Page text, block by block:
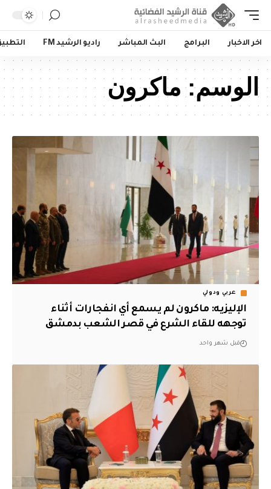
اخر الاخبار البرامج البث المباشر راديو الرشيد FM
الوسم:ماكرون
عربي ودولي
الإليزيه: ماكرون لم يسمع أي انفجارات أثناء
توجهه للقاء الشرع في قصر الشعب بدمشق
قبل شهر واحد